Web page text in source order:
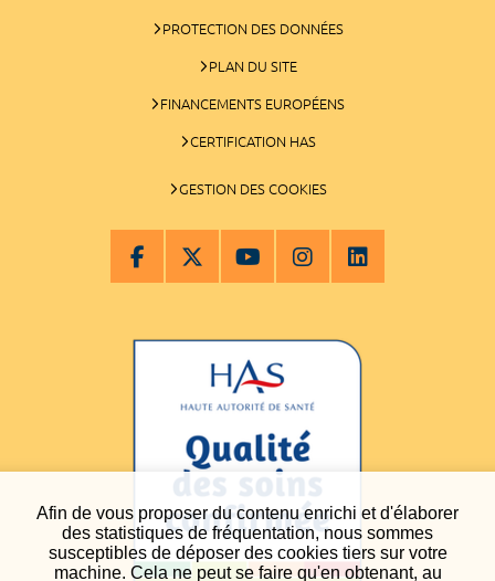
Afin de vous proposer du contenu enrichi et d'élaborer
des statistiques de fréquentation, nous sommes
susceptibles de déposer des cookies tiers sur votre
machine. Cela ne peut se faire qu'en obtenant, au
PROTECTION DES DONNÉES
PLAN DU SITE
FINANCEMENTS EUROPÉENS
CERTIFICATION HAS
GESTION DES COOKIES